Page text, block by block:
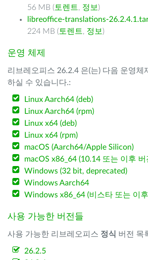
56 MB ( 토렌트, 정보 )
libreoffice-translations-
224 MB ( 토렌트, 정보 )
운영 체제
리브레오피스 26.2.4 은(는) 다음 운영
하실 수 있습니다.:
Linux Aarch64 (deb)
Linux Aarch64 (rpm)
Linux x64 (deb)
Linux x64 (rpm)
macOS (Aarch64/Apple Silicon)
macOS x86_64 (10.14 또는 이후 버
Windows (32 bit, deprecated)
Windows Aarch64
Windows x86_64 (비스타 또는 이
사용 가능한 버전들
사용 가능한 리브레오피스 정식 버전 목
26.2.5